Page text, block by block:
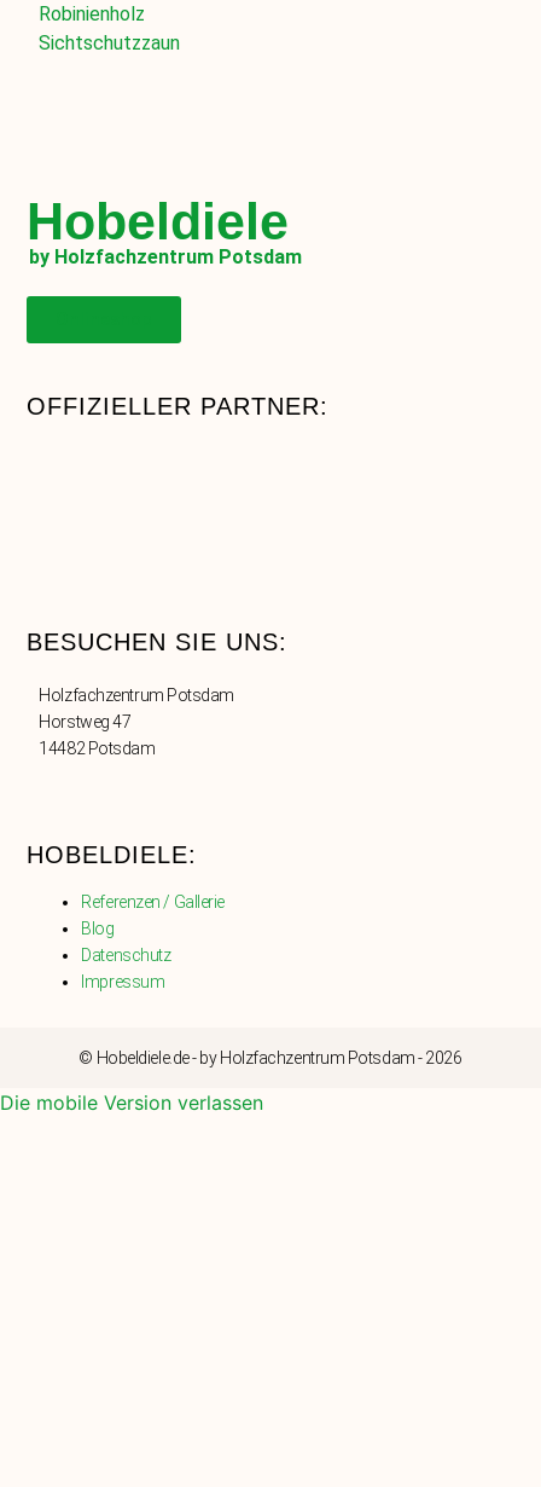
Robinienholz
Sichtschutzzaun
Hobeldiele
by Holzfachzentrum Potsdam
OFFIZIELLER PARTNER:
BESUCHEN SIE UNS:
Holzfachzentrum Potsdam
Horstweg 47
14482 Potsdam
HOBELDIELE:
Referenzen / Gallerie
Blog
Datenschutz
Impressum
© Hobeldiele.de - by Holzfachzentrum Potsdam - 2026
Die mobile Version verlassen